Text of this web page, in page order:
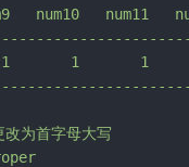
num10 num11
1       1
改为首字母大写